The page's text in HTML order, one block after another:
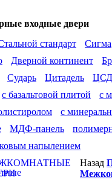
входные двери
стандарт Сигма
Дверной континент
Сударь Цитадель ЦСД
с базальтовой плитой
с
с
МДФ-панель
напылением
Назад